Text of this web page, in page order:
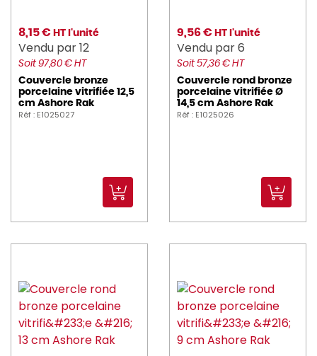
8,15 € HT l'unité
Vendu par 12
Soit 97,80 € HT
Couvercle bronze
porcelaine vitrifiée 12,5
cm Ashore Rak
Réf : E1025027
9,56 € HT l'unité
Vendu par 6
Soit 57,36 € HT
Couvercle rond bronze
porcelaine vitrifiée Ø
14,5 cm Ashore Rak
Réf : E1025026